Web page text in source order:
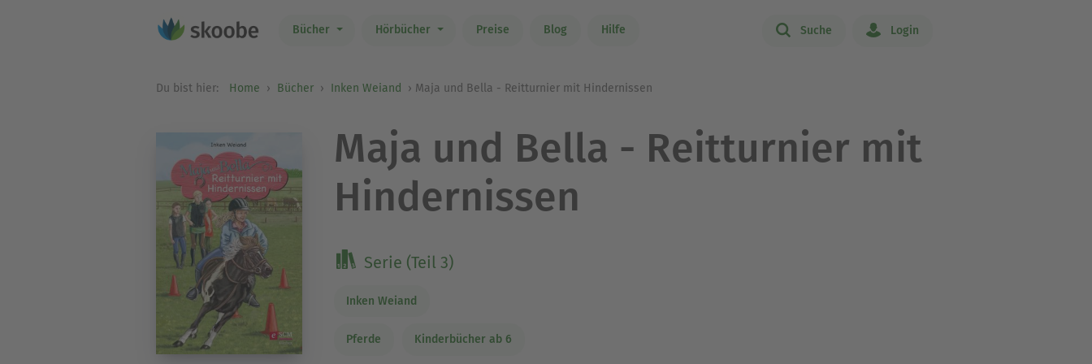
Bücher Hörbücher Preise Blog Hilfe Suche Login
Du bist hier: Home Bücher Inken Weiand Maja und Bella - Reitturnier mit Hindernissen
Maja und Bella - Reitturnier mit
Hindernissen
Serie (Teil 3)
Inken Weiand
Pferde Kinderbücher ab 6